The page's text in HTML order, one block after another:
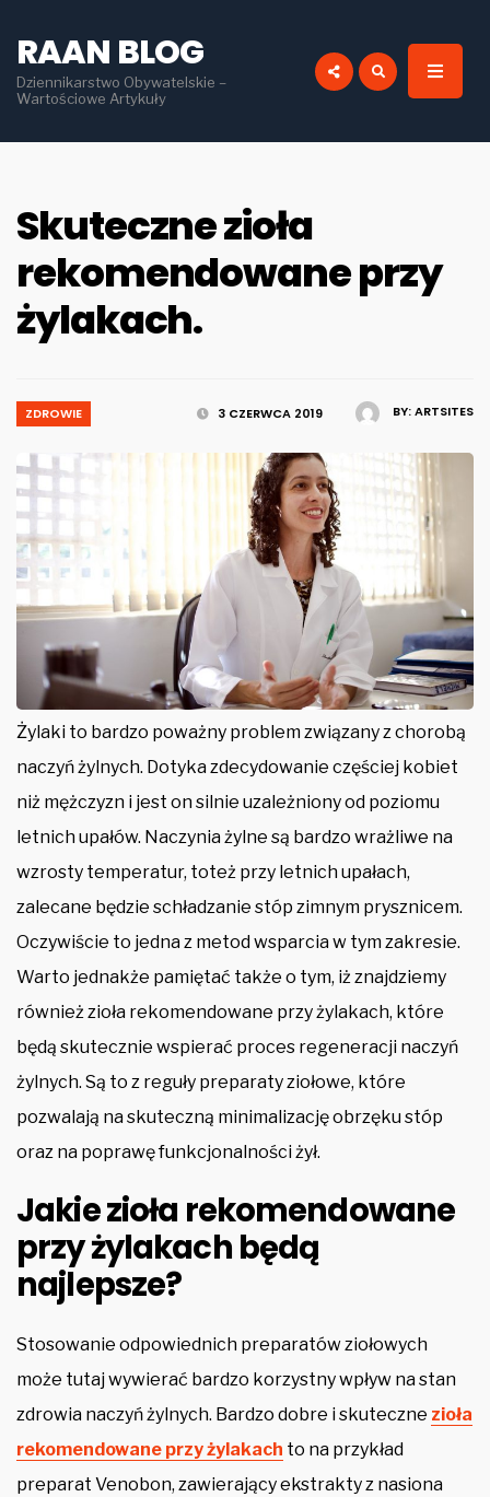
RAAN BLOG
Dziennikarstwo Obywatelskie –
Wartościowe Artykuły
Skuteczne zioła
rekomendowane przy
żylakach.
BY:ARTSITES
3 CZERWCA 2019
ZDROWIE
Żylaki to bardzo poważny problem związany z chorobą
naczyń żylnych. Dotyka zdecydowanie częściej kobiet
niż mężczyzn i jest on silnie uzależniony od poziomu
letnich upałów. Naczynia żylne są bardzo wrażliwe na
wzrosty temperatur, toteż przy letnich upałach,
zalecane będzie schładzanie stóp zimnym prysznicem.
Oczywiście to jedna z metod wsparcia w tym zakresie.
Warto jednakże pamiętać także o tym, iż znajdziemy
również zioła rekomendowane przy żylakach, które
będą skutecznie wspierać proces regeneracji naczyń
żylnych. Są to z reguły preparaty ziołowe, które
pozwalają na skuteczną minimalizację obrzęku stóp
oraz na poprawę funkcjonalności żył.
Jakie zioła rekomendowane
przy żylakach będą
najlepsze?
Stosowanie odpowiednich preparatów ziołowych
może tutaj wywierać bardzo korzystny wpływ na stan
zdrowia naczyń żylnych. Bardzo dobre i skuteczne zioła
rekomendowane przy żylakach to na przykład
preparat Venobon, zawierający ekstrakty z nasiona